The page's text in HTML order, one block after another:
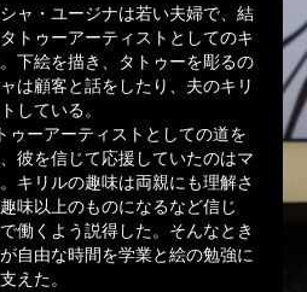
ャ・ユージナは若い夫婦で、結
トゥーアーティストとしてのキ
下絵を描き、タトゥーを彫るの
は顧客と話をしたり、夫のキリ
している。
ゥーアーティストとしての道を
彼を信じて応援していたのはマ
キリルの趣味は両親にも理解さ
味以上のものになるなど信じ
働くよう説得した。そんなとき
自由な時間を学業と絵の勉強に
えた。